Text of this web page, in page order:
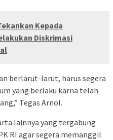
Kepada
Diskrimasi
berlarut-larut, harus segera
yang berlaku karna telah
Tegas Arnol.
lainnya yang tergabung
RI agar segera memanggil